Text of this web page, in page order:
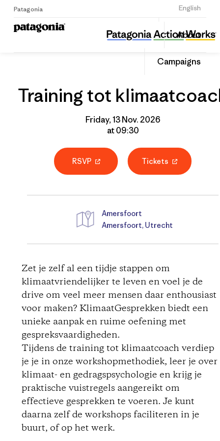
Patagonia English
Sign Up
About
Campaigns
Training tot klimaatcoach
Share
this
Share
Training tot
Friday, 13 Nov. 2026
at 09:30
RSVP Tickets
D
i
r
e
c
t
i
o
n
Amersfoort
Amersfoort, Utrecht
Zet je zelf al een tijdje stappen om
klimaatvriendelijker te leven en voel je de
drive om veel meer mensen daar enthousiast
voor maken? KlimaatGesprekken biedt een
unieke aanpak en ruime oefening met
gespreksvaardigheden.
Tijdens de training tot klimaatcoach verdiep
je je in onze workshopmethodiek, leer je over
klimaat- en gedragspsychologie en krijg je
praktische vuistregels aangereikt om
effectieve gesprekken te voeren. Je kunt
daarna zelf de workshops faciliteren in je
buurt, of op het werk.